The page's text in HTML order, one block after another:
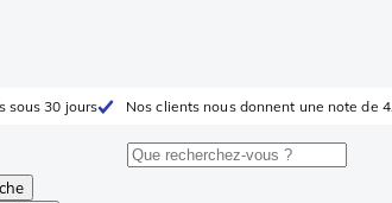
sous 30 jours Nos clients nous donnent une note de